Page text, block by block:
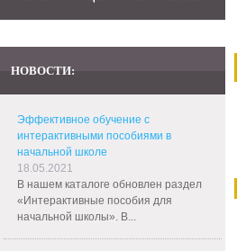
НОВОСТИ:
Эффективное обучение с
интерактивными пособиями в
начальной школе
18.05.2021
В нашем каталоге обновлен раздел
«Интерактивные пособия для
начальной школы». В...